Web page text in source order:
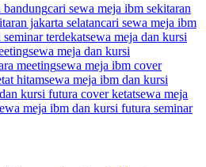
bandungcari sewa meja ibm sekitaran
jakarta selatancari sewa meja ibm
seminar terdekatsewa meja dan kursi
sewa meja dan kursi
meetingsewa meja ibm cover
hitamsewa meja ibm dan kursi
kursi futura cover ketatsewa meja
meja ibm dan kursi futura seminar